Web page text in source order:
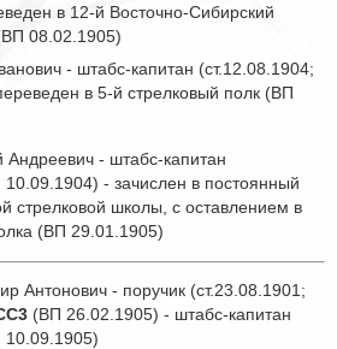
в 12-й Восточно-Сибирский
08.02.1905)
- штабс-капитан (ст.12.08.1904;
в 5-й стрелковый полк (ВП
Андреевич - штабс-капитан
- зачислен в постоянный
стрелковой школы, с оставлением в
(ВП 29.01.1905)
Антонович - поручик (ст.23.08.1901;
(ВП 26.02.1905) - штабс-капитан
10.09.1905)